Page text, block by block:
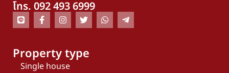
โทร. 092 493 6999
Property type
Single house